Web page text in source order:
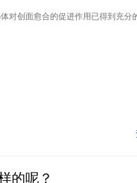
对创面愈合的促进作用已得到充分
的呢？